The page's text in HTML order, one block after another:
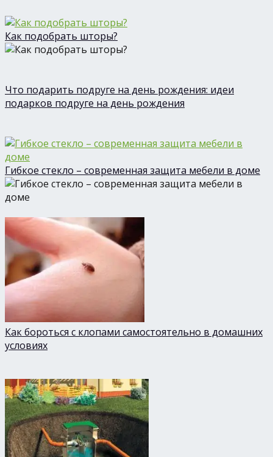
Как подобрать шторы?
Что подарить подруге на день рождения: идеи
подарков подруге на день рождения
Гибкое стекло – современная защита мебели в доме
Как бороться с клопами самостоятельно в домашних
условиях